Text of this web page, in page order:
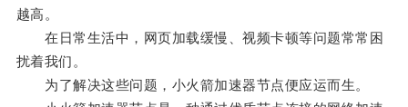
越高。
在日常生活中，网页加载缓慢、视频卡顿等问题常常困
扰着我们。
为了解决这些问题，小火箭加速器节点便应运而生。